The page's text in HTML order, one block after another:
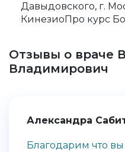
Давыдовского, г.
КинезиоПро курс
Отзывы о враче
Владимирович
Александра
Благодарим что